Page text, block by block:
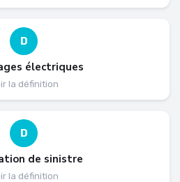
D
électriques
la définition
D
de sinistre
la définition